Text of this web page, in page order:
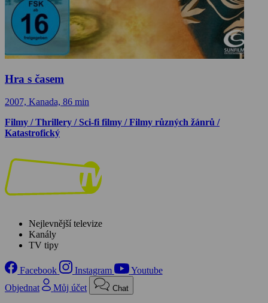
Hra s časem
2007, Kanada, 86 min
Filmy / Thrillery / Sci-fi filmy / Filmy různých žánrů /
Katastrofický
Nejlevnější televize
Kanály
TV tipy
Facebook Instagram
Youtube
Objednat
Můj účet Chat